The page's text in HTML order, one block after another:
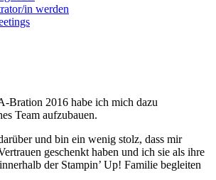
in werden
Bration 2016 habe ich mich dazu
Team aufzubauen.
und bin ein wenig stolz, dass mir
geschenkt haben und ich sie als ihre
der Stampin’ Up! Familie begleiten